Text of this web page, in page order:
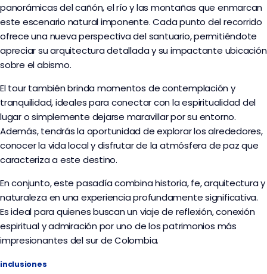
panorámicas del cañón, el río y las montañas que enmarcan
este escenario natural imponente. Cada punto del recorrido
ofrece una nueva perspectiva del santuario, permitiéndote
apreciar su arquitectura detallada y su impactante ubicación
sobre el abismo.
El tour también brinda momentos de contemplación y
tranquilidad, ideales para conectar con la espiritualidad del
lugar o simplemente dejarse maravillar por su entorno.
Además, tendrás la oportunidad de explorar los alrededores,
conocer la vida local y disfrutar de la atmósfera de paz que
caracteriza a este destino.
En conjunto, este pasadía combina historia, fe, arquitectura y
naturaleza en una experiencia profundamente significativa.
Es ideal para quienes buscan un viaje de reflexión, conexión
espiritual y admiración por uno de los patrimonios más
impresionantes del sur de Colombia.
inclusiones